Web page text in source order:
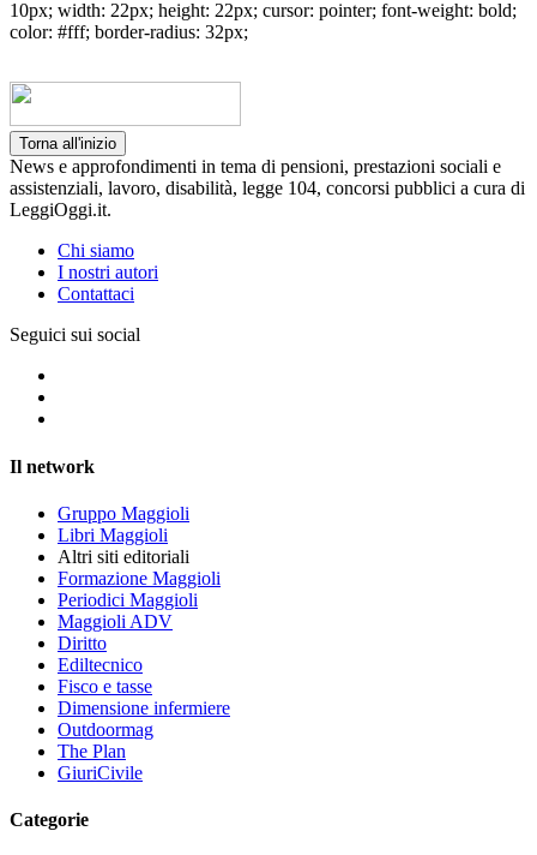
10px; width: 22px; height: 22px; cursor: pointer; font-weight: bold;
color: #fff; border-radius: 32px;
Torna all'inizio
News e approfondimenti in tema di pensioni, prestazioni sociali e
assistenziali, lavoro, disabilità, legge 104, concorsi pubblici a cura di
LeggiOggi.it.
Chi siamo
I nostri autori
Contattaci
Seguici sui social
Il network
Gruppo Maggioli
Libri Maggioli
Altri siti editoriali
Formazione Maggioli
Periodici Maggioli
Maggioli ADV
Diritto
Ediltecnico
Fisco e tasse
Dimensione infermiere
Outdoormag
The Plan
GiuriCivile
Categorie